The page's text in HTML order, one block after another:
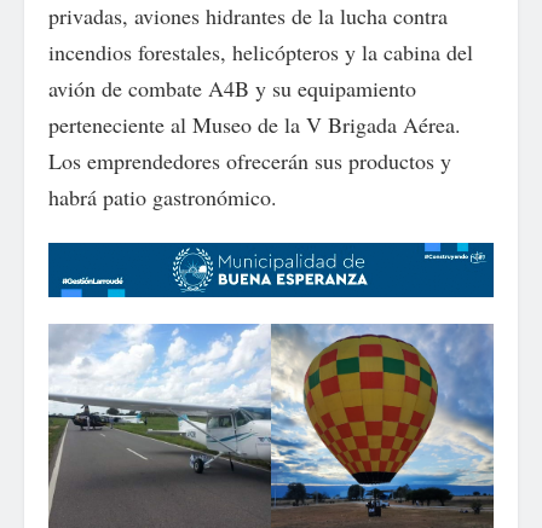
privadas, aviones hidrantes de la lucha contra
incendios forestales, helicópteros y la cabina del
avión de combate A4B y su equipamiento
perteneciente al Museo de la V Brigada Aérea.
Los emprendedores ofrecerán sus productos y
habrá patio gastronómico.